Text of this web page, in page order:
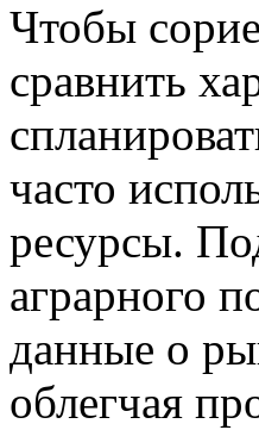
Чтобы
сравнить
часто
ресурсы.
аграрного
данные о
облегчая